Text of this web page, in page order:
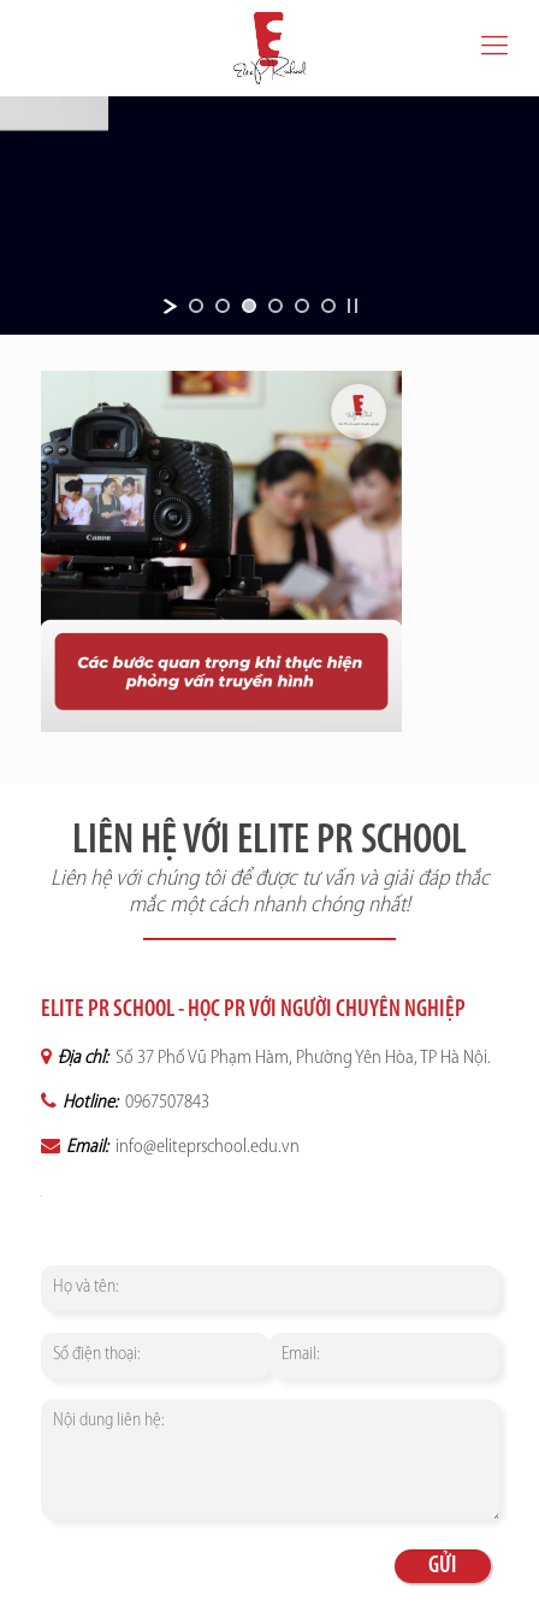
LIÊN HỆ VỚI ELITE PR SCHOOL
Liên hệ với chúng tôi để được tư vấn và giải đáp thắc
mắc một cách nhanh chóng nhất!
ELITE PR SCHOOL - HỌC PR VỚI NGƯỜI CHUYÊN NGHIỆP
Địa chỉ: Số 37 Phố Vũ Phạm Hàm, Phường Yên Hòa, TP Hà Nội.
Hotline: 0967507843
Email: info@eliteprschool.edu.vn